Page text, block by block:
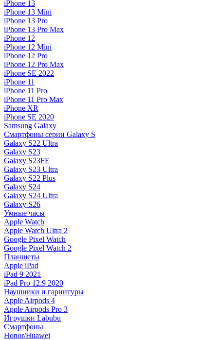
iPhone 13
iPhone 13 Mini
iPhone 13 Pro
iPhone 13 Pro Max
iPhone 12
iPhone 12 Mini
iPhone 12 Pro
iPhone 12 Pro Max
iPhone SE 2022
iPhone 11
iPhone 11 Pro
iPhone 11 Pro Max
iPhone XR
iPhone SE 2020
Samsung Galaxy
Смартфоны серии Galaxy S
Galaxy S22 Ultra
Galaxy S23
Galaxy S23FE
Galaxy S23 Ultra
Galaxy S22 Plus
Galaxy S24
Galaxy S24 Ultra
Galaxy S26
Умные часы
Apple Watch
Apple Watch Ultra 2
Google Pixel Watch
Google Pixel Watch 2
Планшеты
Apple iPad
iPad 9 2021
iPad Pro 12.9 2020
Наушники и гарнитуры
Apple Airpods 4
Apple Airpods Pro 3
Игрушки Labubu
Смартфоны
Honor/Huawei